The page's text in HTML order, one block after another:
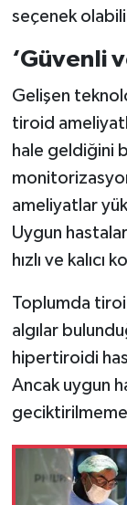
seçenek
‘Güvenli
Gelişen
tiroid
hale geldiğini
ameliyatlar
Uygun
hızlı ve
Toplumda
algılar
hipertiroidi
Ancak uygun